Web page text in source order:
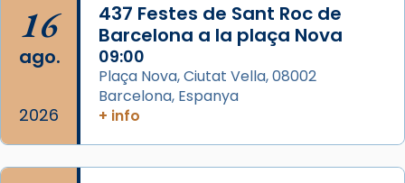
16
ago.
2026
437 Festes de Sant Roc de
Barcelona a la plaça Nova
09:00
Plaça Nova, Ciutat Vella, 08002
Barcelona, Espanya
+ info